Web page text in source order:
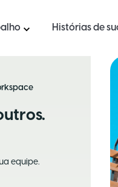
Histórias de
equipe.